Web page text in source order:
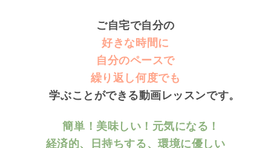
ご自宅で自分の
好きな時間に
自分のペースで
繰り返し何度でも
学ぶことができる動画レッスンです。
簡単！美味しい！元気になる！
経済的、日持ちする、環境に優しい